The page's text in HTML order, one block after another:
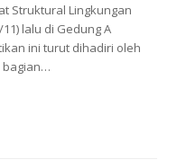
Struktural Lingkungan
11) lalu di Gedung A
ini turut dihadiri oleh
bagian…